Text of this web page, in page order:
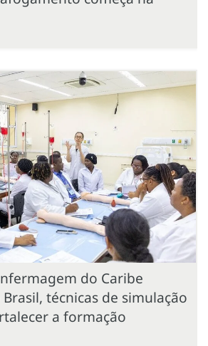
do Caribe
técnicas de simulação
a formação